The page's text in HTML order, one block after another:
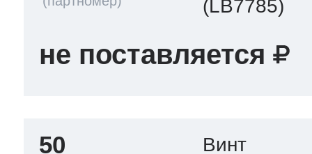
(LB7785)
не поставляется
50
Винт